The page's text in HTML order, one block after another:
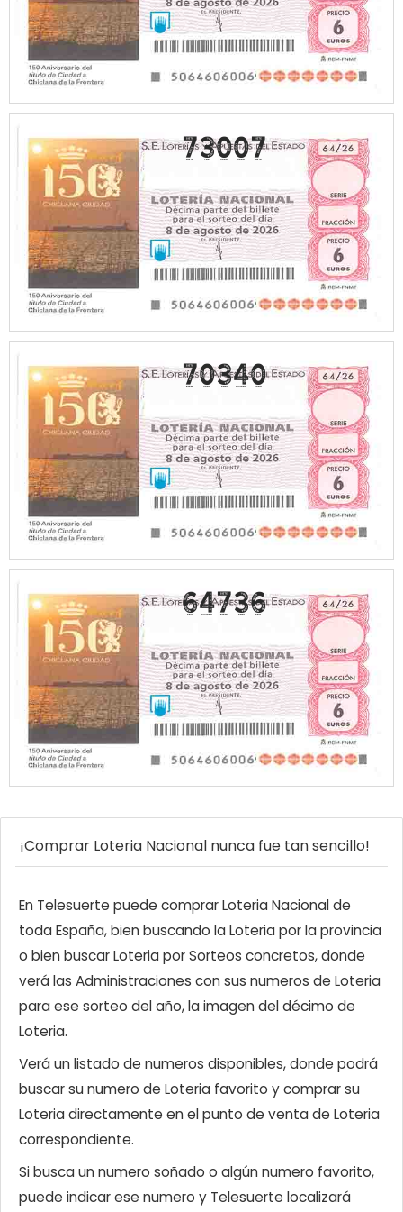
73007
70340
64736
¡Comprar Loteria Nacional nunca fue tan sencillo!
En Telesuerte puede comprar Loteria Nacional de
toda España, bien buscando la Loteria por la provincia
o bien buscar Loteria por Sorteos concretos, donde
verá las Administraciones con sus numeros de Loteria
para ese sorteo del año, la imagen del décimo de
Loteria.
Verá un listado de numeros disponibles, donde podrá
buscar su numero de Loteria favorito y comprar su
Loteria directamente en el punto de venta de Loteria
correspondiente.
Si busca un numero soñado o algún numero favorito,
puede indicar ese numero y Telesuerte localizará